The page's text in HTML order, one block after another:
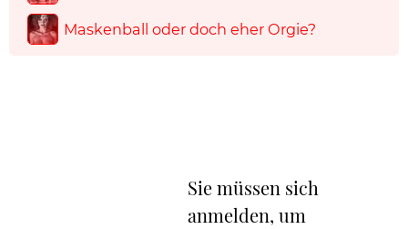
Maskenball oder doch eher Orgie?
Sie müssen sich
anmelden, um